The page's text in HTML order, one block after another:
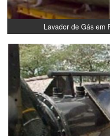
Lavador de Gás em